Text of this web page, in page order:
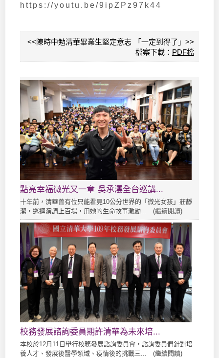
https://youtu.be/9ipZPz97k44
<<陳時中勉清華畢業生堅定意志 「一定到得了」>>
檔案下載： PDF檔
點亮幸福微光又一章 吳承澐全台巡講...
十年前，清華曾有位只能看見10公分世界的「微光女孩」莊靜
潔，巡迴演講上百場，用她的生命故事激勵... (繼續閱讀)
校務發展諮詢委員期許清華為未來培...
本校於12月11日舉行校務發展諮詢委員會，諮詢委員們針對培
養人才、發展後醫學領域、疫情後的挑戰三... (繼續閱讀)